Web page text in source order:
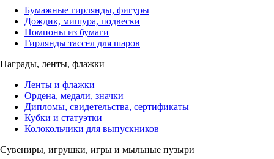
Бумажные гирлянды, фигуры
Дождик, мишура, подвески
Помпоны из бумаги
Гирлянды тассел для шаров
Награды, ленты, флажки
Ленты и флажки
Ордена, медали, значки
Дипломы, свидетельства, сертификаты
Кубки и статуэтки
Колокольчики для выпускников
Сувениры, игрушки, игры и мыльные пузыри